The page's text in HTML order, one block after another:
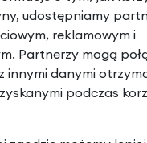
PASKA
ŁAŃCUCHA:
(bez smarów i
udostępniamy
reklamowym i
Partnerzy mogą
innymi danymi
podczas